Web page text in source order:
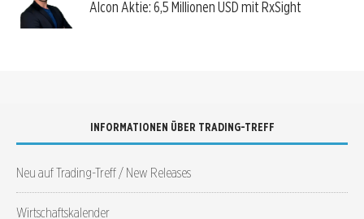
Alcon Aktie: 6,5 Millionen USD mit RxSight
INFORMATIONEN ÜBER TRADING-TREFF
Neu auf Trading-Treff / New Releases
Wirtschaftskalender